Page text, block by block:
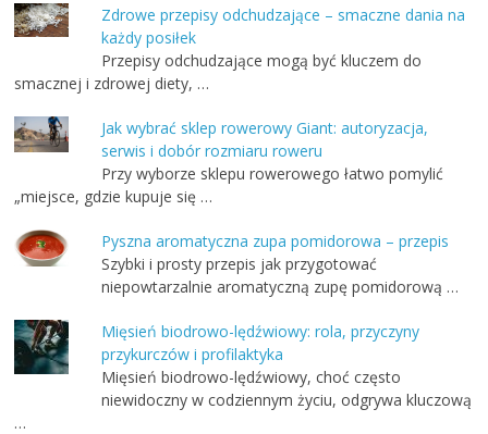
Zdrowe przepisy odchudzające – smaczne dania na
każdy posiłek
Przepisy odchudzające mogą być kluczem do
smacznej i zdrowej diety, …
Jak wybrać sklep rowerowy Giant: autoryzacja,
serwis i dobór rozmiaru roweru
Przy wyborze sklepu rowerowego łatwo pomylić
„miejsce, gdzie kupuje się …
Pyszna aromatyczna zupa pomidorowa – przepis
Szybki i prosty przepis jak przygotować
niepowtarzalnie aromatyczną zupę pomidorową …
Mięsień biodrowo-lędźwiowy: rola, przyczyny
przykurczów i profilaktyka
Mięsień biodrowo-lędźwiowy, choć często
niewidoczny w codziennym życiu, odgrywa kluczową
…